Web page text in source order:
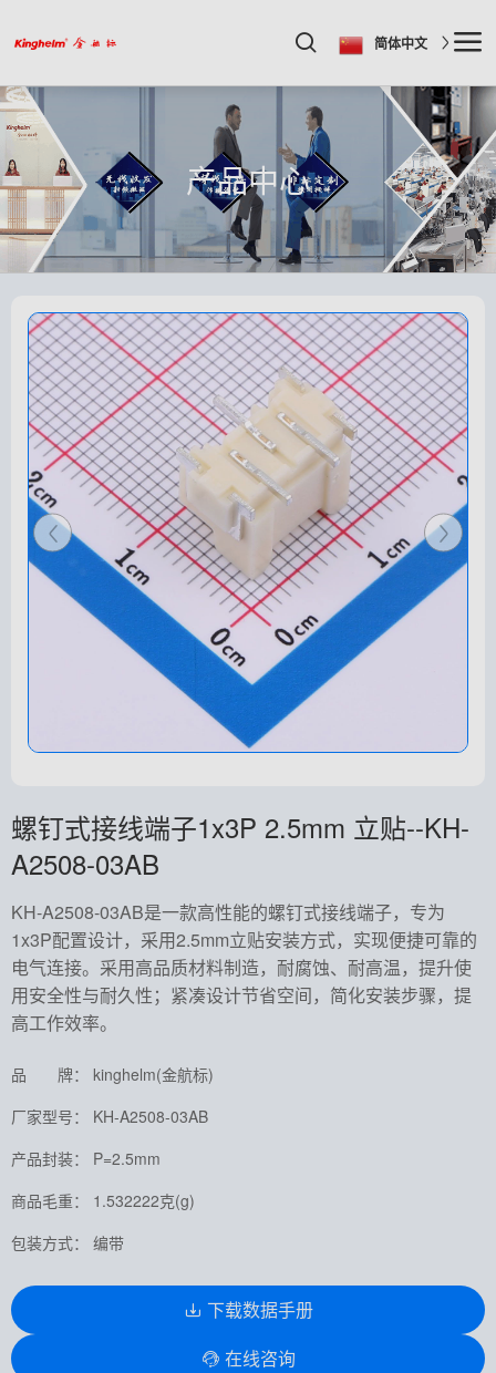
简体中文
产品中心
螺钉式接线端子1x3P 2.5mm 立贴--KH-
A2508-03AB
KH-A2508-03AB是一款高性能的螺钉式接线端子，专为
1x3P配置设计，采用2.5mm立贴安装方式，实现便捷可靠的
电气连接。采用高品质材料制造，耐腐蚀、耐高温，提升使
用安全性与耐久性；紧凑设计节省空间，简化安装步骤，提
高工作效率。
品 牌： kinghelm(金航标)
厂家型号： KH-A2508-03AB
产品封装： P=2.5mm
商品毛重： 1.532222克(g)
包装方式： 编带
下载数据手册
在线咨询